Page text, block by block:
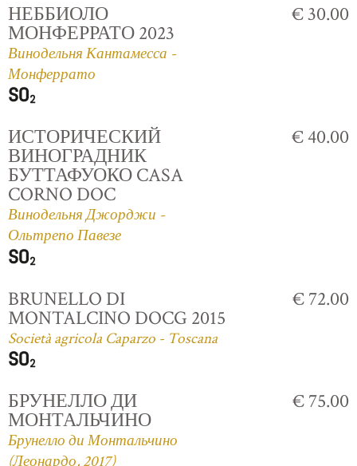
НЕББИОЛО
МОНФЕРРАТО 2023
Винодельня Кантамесса -
Монферрато
€ 30.00
ИСТОРИЧЕСКИЙ
ВИНОГРАДНИК
БУТТАФУОКО CASA
CORNO DOC
Винодельня Джорджи -
Ольтрепо Павезе
€ 40.00
BRUNELLO DI
MONTALCINO DOCG 2015
Società agricola Caparzo - Toscana
€ 72.00
БРУНЕЛЛО ДИ
МОНТАЛЬЧИНО
Брунелло ди Монтальчино
(Леонардо, 2017)
€ 75.00